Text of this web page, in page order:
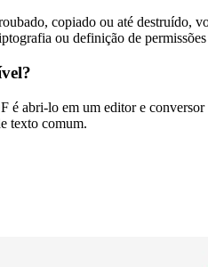
copiado ou até destruído,
ou definição de
abri-lo em um editor e
texto comum.